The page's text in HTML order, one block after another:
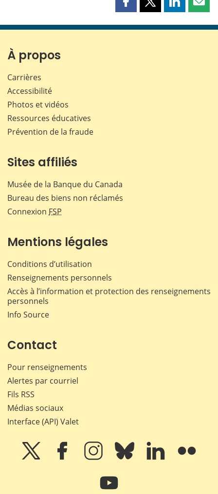
Partager
page
Partager
page
Partager
page page
À propos
Carrières
Accessibilité
Photos et vidéos
Ressources éducatives
Prévention de la fraude
Sites affiliés
Musée de la Banque du Canada
Bureau des biens non réclamés
Connexion FSP
Mentions légales
Conditions d’utilisation
Renseignements personnels
Accès à l’information et protection des renseignements
personnels
Info Source
Contact
Pour renseignements
Alertes par courriel
Fils RSS
Médias sociaux
Interface (API) Valet